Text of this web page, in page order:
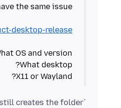
desktop-release
X11 or Wayland?